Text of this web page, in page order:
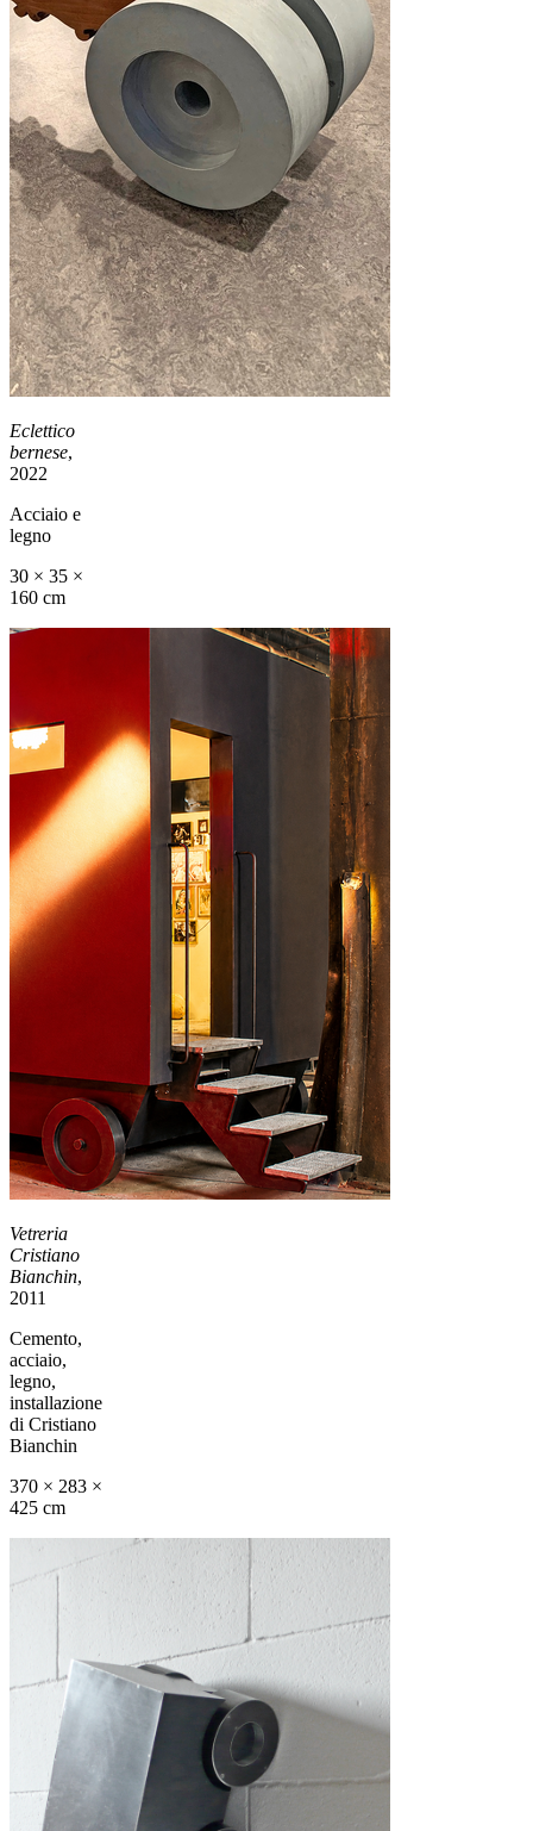
Eclettico
bernese,
2022
Acciaio e
legno
30 × 35 ×
160 cm
Vetreria
Cristiano
Bianchin,
2011
Cemento,
acciaio,
legno,
installazione
di Cristiano
Bianchin
370 × 283 ×
425 cm